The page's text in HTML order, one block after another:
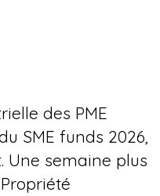
des PME
SME funds 2026,
semaine plus